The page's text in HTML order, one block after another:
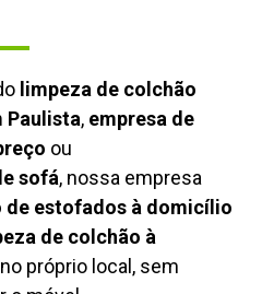
limpeza de colchão
Paulista, empresa de
ou
sofá, nossa empresa
de estofados à domicílio
de colchão à
próprio local, sem